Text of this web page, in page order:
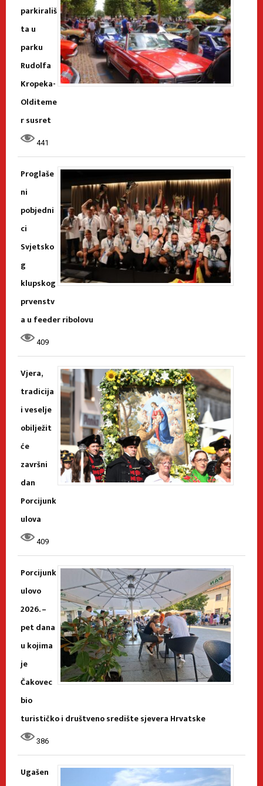
parkirališ
ta u
parku
Rudolfa
Kropeka-
Olditeme
r susret
441
Proglaše
ni
pobjedni
ci
Svjetsko
g
klupskog
prvenstv
a u feeder ribolovu
409
Vjera,
tradicija
i veselje
obilježit
će
završni
dan
Porcijunk
ulova
409
Porcijunk
ulovo
2026. –
pet dana
u kojima
je
Čakovec
bio
turističko i društveno središte sjevera Hrvatske
386
Ugašen